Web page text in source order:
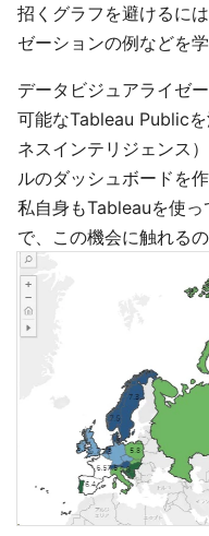
招くグラフを避けるに
ゼーションの例などを学
データビジュアライゼ
可能なTableau Public
ネスインテリジェンス
ルのダッシュボードを
私自身もTableauを使
で、この機会に触れる